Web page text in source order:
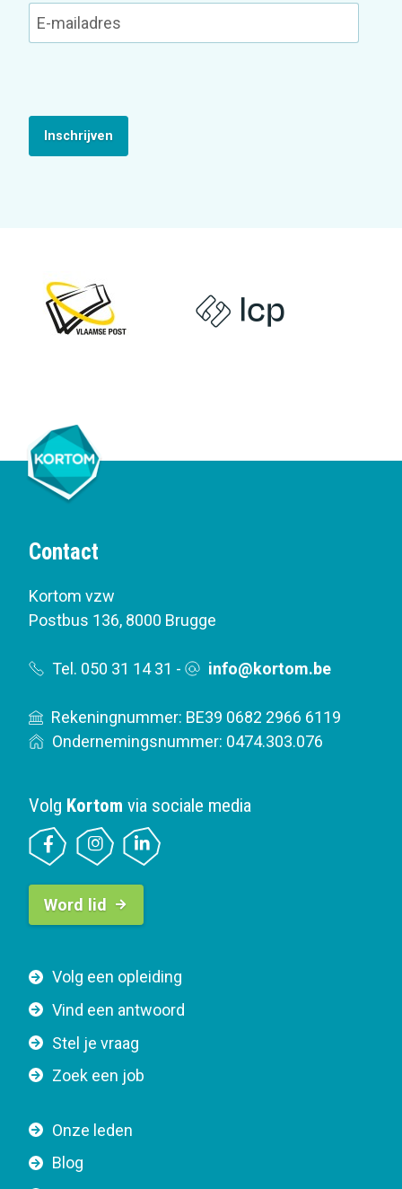
Inschrijven
Contact
Kortom vzw
Postbus 136, 8000 Brugge
Tel. 050 31 14 31 - info@kortom.be
Rekeningnummer: BE39 0682 2966 6119
Ondernemingsnummer: 0474.303.076
F
o
t
e
a
v
Volg een opleiding
Vind een antwoord
Stel je vraag
Zoek een job
Onze leden
Blog
Volg Kortom via sociale media
B
t
o
n
a
v
g
t
Word lid